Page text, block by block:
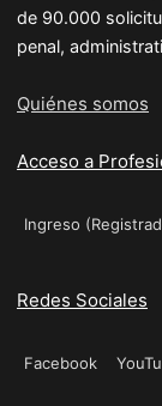
de 90.000
penal,
Quiénes somos
Acceso a
Ingreso
Redes Sociales
Facebook